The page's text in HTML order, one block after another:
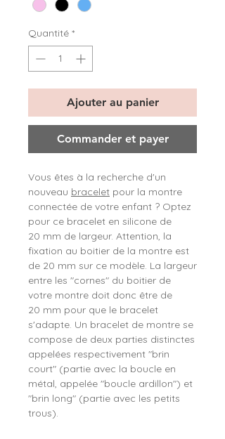
Quantité *
Ajouter au panier
Commander et payer
Vous êtes à la recherche d'un
nouveau bracelet pour la montre
connectée de votre enfant ? Optez
pour ce bracelet en silicone de
20 mm de largeur. Attention, la
fixation au boitier de la montre est
de 20 mm sur ce modèle. La largeur
entre les "cornes" du boitier de
votre montre doit donc être de
20 mm pour que le bracelet
s'adapte. Un bracelet de montre se
compose de deux parties distinctes
appelées respectivement "brin
court" (partie avec la boucle en
métal, appelée "boucle ardillon") et
"brin long" (partie avec les petits
trous).